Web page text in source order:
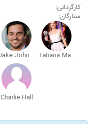
کارگردانی:
ستارگان:
Tatiana Maslany
Jake Johnson
Charlie Hall